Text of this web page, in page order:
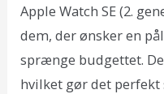
Apple Watch SE (2.
dem, der ønsker en
sprænge budgettet.
hvilket gør det